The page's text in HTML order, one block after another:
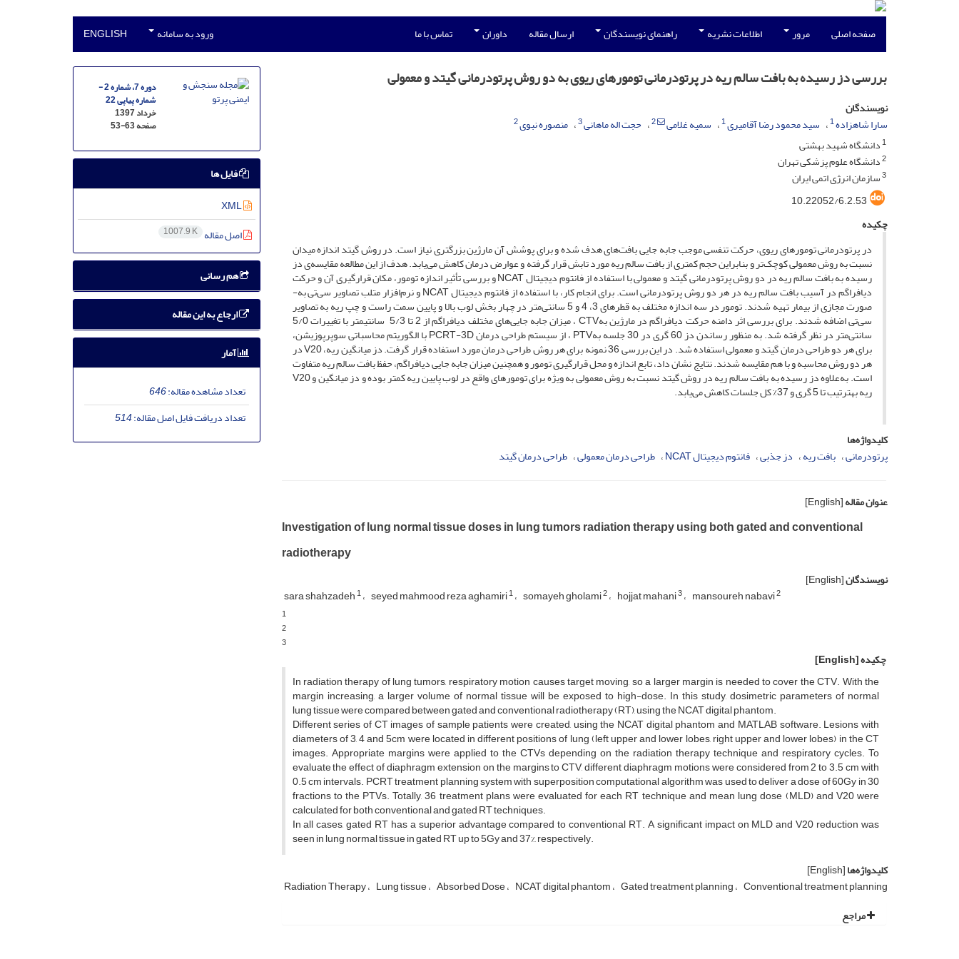
صفحه اصلی مرور اطلاعات نشریه راهنمای نویسندگان ارسال مقاله داوران تماس با ما ورود به سامانه ENGLISH
بررسی دز رسیده به بافت‌ سالم ریه در پرتودرمانی تومورهای ریوی به دو روش پرتودرمانی گیتد و معمولی
نویسندگان
سارا شاهزاده1 سید محمود رضا آقامیری1 سمیه غلامی 2 حجت اله ماهانی3 منصوره نبوی2
1دانشگاه شهید بهشتی
2دانشگاه علوم پزشکی تهران
3سازمان انرژی اتمی ایران
10.22052/6.2.53
چکیده
در پرتودرمانی تومورهای ریوی، حرکت تنفسی موجب جابه­ جایی بافت‌های‌ هدف شده و برای پوشش آن مارژین بزرگ­تری نیاز است. در روش گیتد اندازه میدان
نسبت به روش معمولی کوچک‌‌‌تر و بنابراین حجم کم­تری از بافت سالم ریه مورد تابش قرار گرفته و عوارض درمان کاهش می‌یابد. هدف از این مطالعه مقایسه‌ی دز
رسیده به بافت سالم ریه در دو روش پرتو‌درمانی گیتد و معمولی با استفاده از فانتوم دیجیتال NCAT و بررسی تأثیر اندازه تومور، مکان قرارگیری آن و حرکت
دیافراگم در آسیب بافت سالم ریه در هر دو روش پرتودرمانی است. برای انجام کار، با استفاده از فانتوم دیجیتال NCAT و نرم‌افزار متلب تصاویر سی‌تی به­
صورت مجازی از بیمار تهیه شدند. تومور در سه اندازه مختلف به قطرهای 3، 4 و 5 سانتی‌متر در چهار بخش لوب بالا و پایین سمت راست و چپ ریه به تصاویر
سی‌تی اضافه شدند. برای بررسی اثر دامنه حرکت دیافراگم در مارژین بهCTV ، میزان جابه­ جایی‌های مختلف دیافراگم از 2 تا 5/3 سانتی­متر با تغییرات 5/0
سانتی‌متر در نظر گرفته شد. به منظور رساندن دز 60 گری در 30 جلسه بهPTV ، از سیستم طراحی درمان PCRT-3D با الگوریتم محاسباتی سوپرپوزیشن،
برای هر دو طراحی درمان گیتد و معمولی استفاده شد. در این بررسی 36 نمونه برای هر روش طراحی درمان مورد استفاده قرار گرفت. دز میانگین ریه، V20 در
هر دو روش محاسبه و با هم مقایسه شدند. نتایج نشان داد، تابع اندازه و محل قرارگیری تومور و همچنین میزان جابه ­جایی دیافراگم، حفظ بافت سالم ریه متفاوت
است. به‌علاوه دز رسیده به بافت سالم ریه در روش گیتد نسبت به روش معمولی به ویژه برای تومورهای واقع در لوب پایین ریه کم­تر بوده و دز میانگین و V20
ریه به­ترتیب تا 5 گری و 37% کل جلسات کاهش می‌یابد.
کلیدواژه‌ها
پرتودرمانی بافت ریه دز جذبی فانتوم دیجیتال NCAT طراحی درمان معمولی طراحی درمان گیتد
عنوان مقاله[English]
Investigation of lung normal tissue doses in lung tumors radiation therapy using both gated and conventional
radiotherapy
نویسندگان[English]
sara shahzadeh1 seyed mahmood reza aghamiri1 somayeh gholami2 hojjat mahani3 mansoureh nabavi2
1
2
3
چکیده[English]
In radiation therapy of lung tumors, respiratory motion causes target moving, so a larger margin is needed to cover the CTV. With the
margin increasing, a larger volume of normal tissue will be exposed to high-dose. In this study, dosimetric parameters of normal
lung tissue were compared between gated and conventional radiotherapy (RT), using the NCAT digital phantom.
Different series of CT images of sample patients were created, using the NCAT digital phantom and MATLAB software. Lesions with
diameters of 3, 4 and 5cm were located in different positions of lung (left upper and lower lobes, right upper and lower lobes) in the CT
images. Appropriate margins were applied to the CTVs depending on the radiation therapy technique and respiratory cycles. To
evaluate the effect of diaphragm extension on the margins to CTV, different diaphragm motions were considered from 2 to 3.5 cm with
0.5 cm intervals. PCRT treatment planning system with superposition computational algorithm was used to deliver a dose of 60Gy in 30
fractions to the PTVs. Totally, 36 treatment plans were evaluated for each RT technique and mean lung dose (MLD) and V20 were
calculated for both conventional and gated RT techniques.
In all cases, gated RT has a superior advantage compared to conventional RT. A significant impact on MLD and V20 reduction was
seen in lung normal tissue in gated RT up to 5Gy and 37%, respectively.
کلیدواژه‌ها[English]
Radiation Therapy Lung tissue Absorbed Dose NCAT digital phantom Gated treatment planning Conventional treatment planning
مراجع
دوره 7، شماره 2 -
شماره پیاپی 22
خرداد 1397
صفحه53-63
فایل ها
XML
اصل مقاله 1007.9 K
هم رسانی
ارجاع به این مقاله
آمار
تعداد مشاهده مقاله:646
تعداد دریافت فایل اصل مقاله:514